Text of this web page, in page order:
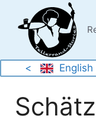
Inhalt
springen
< English